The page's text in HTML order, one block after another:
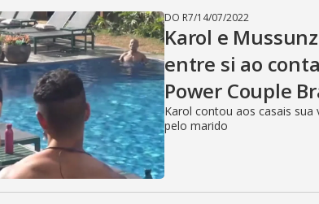
DO R7/14/07/2022
Karol e
entre si ao
Power Couple
Karol contou aos casais sua
pelo marido